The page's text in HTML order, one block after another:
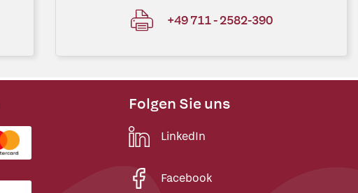
+49 711 - 2582-390
Folgen Sie uns
LinkedIn
Facebook